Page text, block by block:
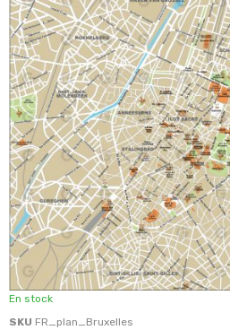
En stock
SKU FR_plan_Bruxelles